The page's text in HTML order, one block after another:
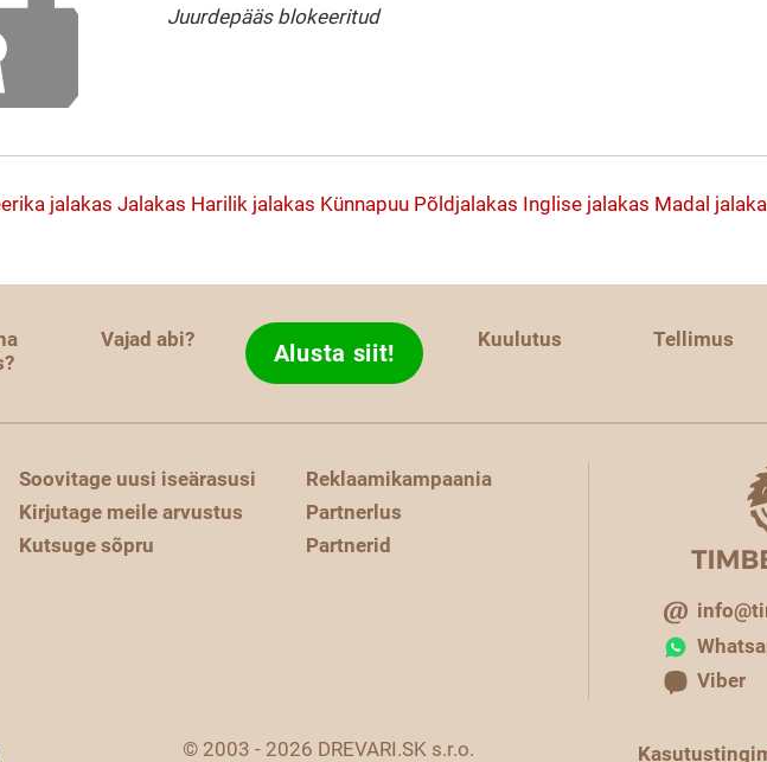
Juurdepääs blokeeritud
jalakas Jalakas Harilik jalakas Künnapuu Põldjalakas Inglise jalakas Madal
Vajad abi? Alusta siit! Kuulutus Tellimus
Soovitage uusi iseärasusi
Kirjutage meile arvustus
Kutsuge sõpru
Reklaamikampaania
Partnerlus
Partnerid
Viber
© 2003 - 2026 DREVARI.SK s.r.o.